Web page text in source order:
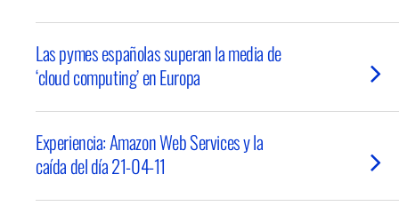
Las pymes españolas superan la media de
‘cloud computing’ en Europa
Experiencia: Amazon Web Services y la
caída del día 21-04-11